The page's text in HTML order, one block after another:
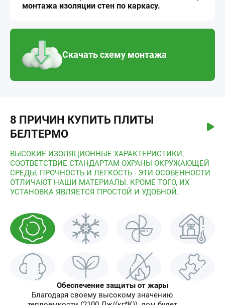
монтажа изоляции стен по каркасу.
Скачать схему монтажа
8 ПРИЧИН КУПИТЬ ПЛИТЫ
БЕЛТЕРМО
ВЫСОКИЕ ИЗОЛЯЦИОННЫЕ ХАРАКТЕРИСТИКИ,
СООТВЕТСТВИЕ СТАНДАРТАМ ОХРАНЫ ОКРУЖАЮЩЕЙ
СРЕДЫ, ПРОЧНОСТЬ И ЛЕГКОСТЬ - ЭТИ ОСОБЕННОСТИ
ОТЛИЧАЮТ НАШИ МАТЕРИАЛЫ. КРОМЕ ТОГО, ИХ
УСТАНОВКА ЯВЛЯЕТСЯ ПРОСТОЙ И УДОБНОЙ.
Обеспечение защиты от жары
Благодаря своему высокому значению